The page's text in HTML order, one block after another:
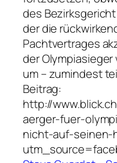
des
der die
Pachtvertrages
der
um – zumindest
Beitrag:
http://
aerger-fuer-
nicht-auf-seinen-